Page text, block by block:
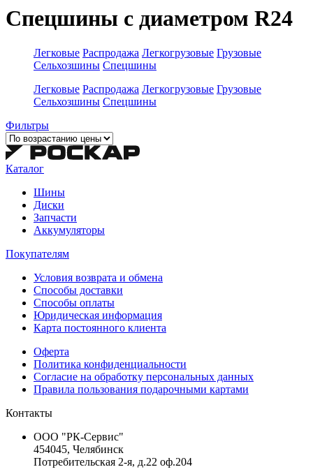
Спецшины с диаметром R24
Легковые Распродажа Легкогрузовые Грузовые
Сельхозшины Спецшины
Легковые Распродажа Легкогрузовые Грузовые
Сельхозшины Спецшины
Фильтры
Каталог
Шины
Диски
Запчасти
Аккумуляторы
Покупателям
Условия возврата и обмена
Способы доставки
Способы оплаты
Юридическая информация
Карта постоянного клиента
Оферта
Политика конфиденциальности
Согласие на обработку персональных данных
Правила пользования подарочными картами
Контакты
ООО "РК-Сервис"
454045, Челябинск
Потребительская 2-я, д.22 оф.204